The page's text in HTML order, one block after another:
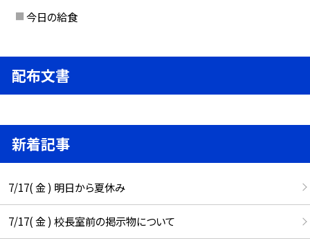
今日の給食
配布文書
新着記事
7/17( 金 ) 明日から夏休み
7/17( 金 ) 校長室前の掲示物について